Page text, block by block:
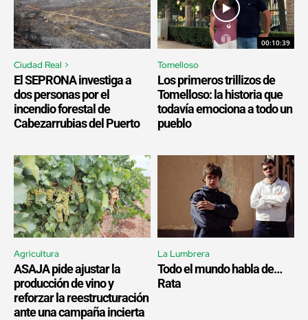
Ciudad Real >
El SEPRONA investiga a
dos personas por el
incendio forestal de
Cabezarrubias del Puerto
00:10:39
Tomelloso
Los primeros trillizos de
Tomelloso: la historia que
todavía emociona a todo un
pueblo
Agricultura
ASAJA pide ajustar la
producción de vino y
reforzar la reestructuración
ante una campaña incierta
La Lumbrera
Todo el mundo habla de…
Rata